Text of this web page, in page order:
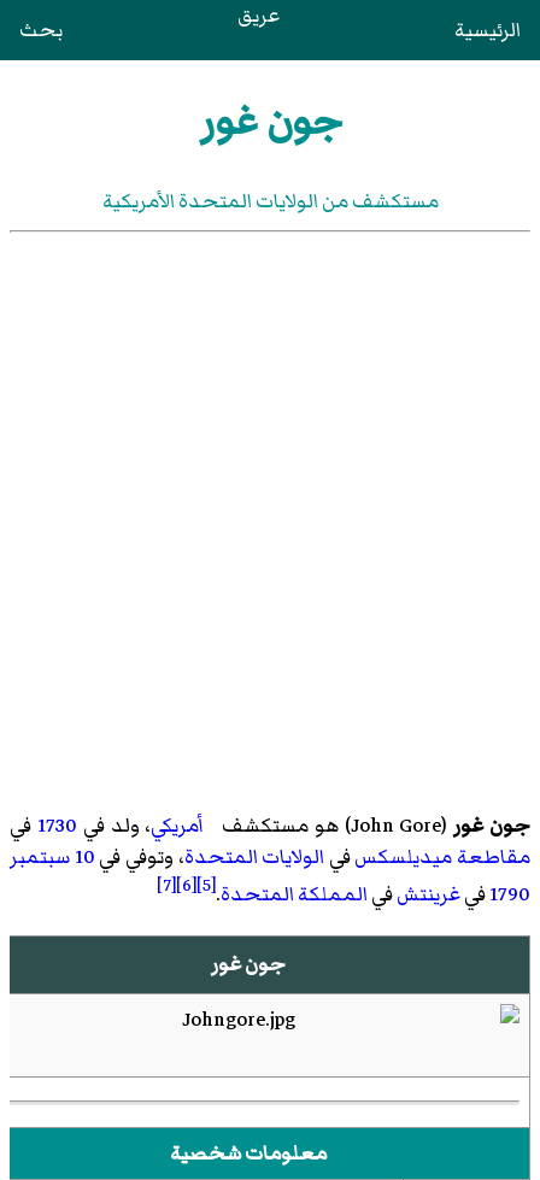
الرئيسية عريق بحث
جون غور
مستكشف من الولايات المتحدة الأمريكية
جون غور(
John Gore)‏ هو مستكشف أمريكي، ولد في 1730 في
مقاطعة ميديلسكسفي الولايات المتحدة، وتوفي في10 سبتمبر
1790فيغرينتشفيالمملكة المتحدة.
[5]
[6]
[7]
جون غور
معلومات شخصية